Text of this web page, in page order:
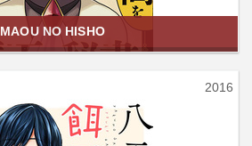
MAOU NO HISHO
2016